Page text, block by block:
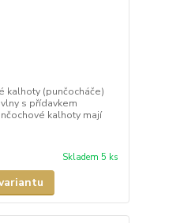
kalhoty (punčocháče)
s přídavkem
kalhoty mají
Skladem 5 ks